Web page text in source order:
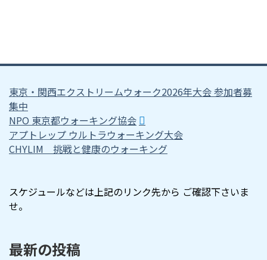
東京・関西エクストリームウォーク2026年大会 参加者募
集中
NPO 東京都ウォーキング協会
アプトレップ ウルトラウォーキング大会
CHYLIM 挑戦と健康のウォーキング
スケジュールなどは上記のリンク先から ご確認下さいま
せ。
最新の投稿